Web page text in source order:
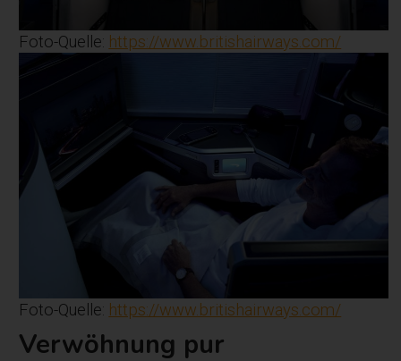
Foto-Quelle: https://www.britishairways.com/
Foto-Quelle: https://www.britishairways.com/
Verwöhnung pur